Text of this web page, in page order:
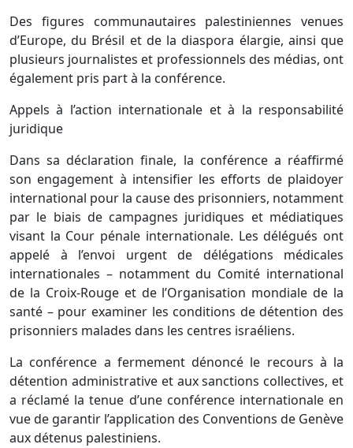
Des figures communautaires palestiniennes venues
d’Europe, du Brésil et de la diaspora élargie, ainsi que
plusieurs journalistes et professionnels des médias, ont
également pris part à la conférence.
Appels à l’action internationale et à la responsabilité
juridique
Dans sa déclaration finale, la conférence a réaffirmé
son engagement à intensifier les efforts de plaidoyer
international pour la cause des prisonniers, notamment
par le biais de campagnes juridiques et médiatiques
visant la Cour pénale internationale. Les délégués ont
appelé à l’envoi urgent de délégations médicales
internationales – notamment du Comité international
de la Croix-Rouge et de l’Organisation mondiale de la
santé – pour examiner les conditions de détention des
prisonniers malades dans les centres israéliens.
La conférence a fermement dénoncé le recours à la
détention administrative et aux sanctions collectives, et
a réclamé la tenue d’une conférence internationale en
vue de garantir l’application des Conventions de Genève
aux détenus palestiniens.